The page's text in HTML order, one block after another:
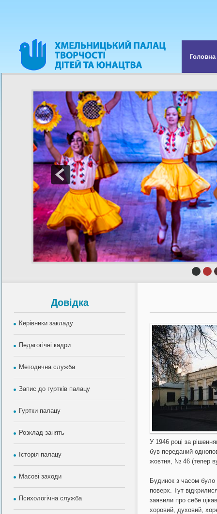
Головна
Довiдка
Керівники закладу
Педагогічні кадри
Методична служба
Запис до гуртків палацу
Гуртки палацу
Розклад занять
Історія палацу
Масові заходи
Психологічна служба
У 1946 році за
був переданий
жовтня, № 46 (тепер
Будинок з часом
поверх. Тут
заявили про себе
хоровий, духовий,